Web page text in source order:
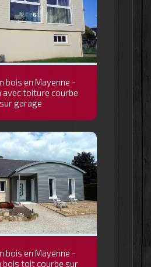
bois en Mayenne -
avec toiture courbe
sur garage
bois en Mayenne -
bois toit courbe sur